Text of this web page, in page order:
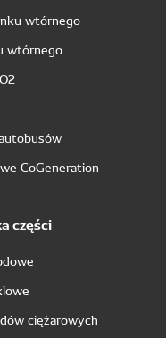
wtórnego
wtórnego
CoGeneration
części
ciężarowych